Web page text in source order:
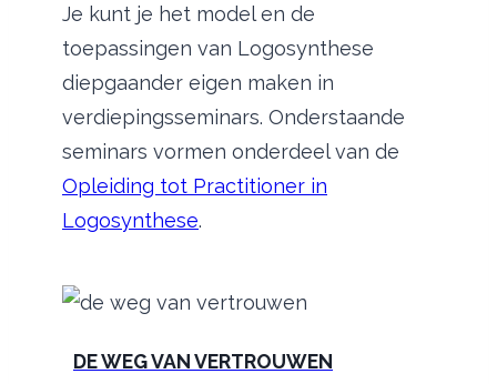
Je kunt je het model en de
toepassingen van Logosynthese
diepgaander eigen maken in
verdiepingsseminars. Onderstaande
seminars vormen onderdeel van de
Opleiding tot Practitioner in
Logosynthese.
DE WEG VAN VERTROUWEN